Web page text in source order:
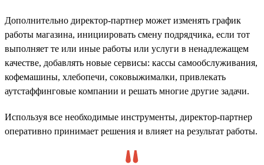
Дополнительно директор-партнер может изменять график
работы магазина, инициировать смену подрядчика, если тот
выполняет те или иные работы или услуги в ненадлежащем
качестве, добавлять новые сервисы: кассы самообслуживания,
кофемашины, хлебопечи, соковыжималки, привлекать
аутстаффинговые компании и решать многие другие задачи.
Используя все необходимые инструменты, директор-партнер
оперативно принимает решения и влияет на результат работы.